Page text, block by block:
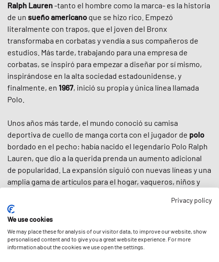
Ralph Lauren-tanto el hombre como la marca- es la historia
de un sueño americano que se hizo rico. Empezó
literalmente con trapos, que el joven del Bronx
transformaba en corbatas y vendía a sus compañeros de
estudios. Más tarde, trabajando para una empresa de
corbatas, se inspiró para empezar a diseñar por sí mismo,
inspirándose en la alta sociedad estadounidense, y
finalmente, en 1967, inició su propia y única línea llamada
Polo.
Unos años más tarde, el mundo conoció su camisa
deportiva de cuello de manga corta con el jugador de polo
bordado en el pecho: había nacido el legendario Polo Ralph
Lauren, que dio a la querida prenda un aumento adicional
de popularidad. La expansión siguió con nuevas líneas y una
amplia gama de artículos para el hogar, vaqueros, niños y
pantalones
, Polo Ralph Lauren no
dejará nada que desear.
De los punks a los skaters, de los universitarios de la Ivy
League a los raperos del hip hop: Polo Ralph Lauren se hizo
Privacy policy
We use cookies
We may place these for analysis of our visitor data, to improve our website, show
personalised content and to give you a great website experience. For more
information about the cookies we use open the settings.